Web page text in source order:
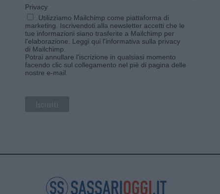
Privacy
Utilizziamo Mailchimp come piattaforma di
marketing. Iscrivendoti alla newsletter accetti che le
tue informazioni siano trasferite a Mailchimp per
l'elaborazione. Leggi qui l'informativa sulla privacy
di Mailchimp
Potrai annullare l'iscrizione in qualsiasi momento
facendo clic sul collegamento nel piè di pagina delle
nostre e-mail.